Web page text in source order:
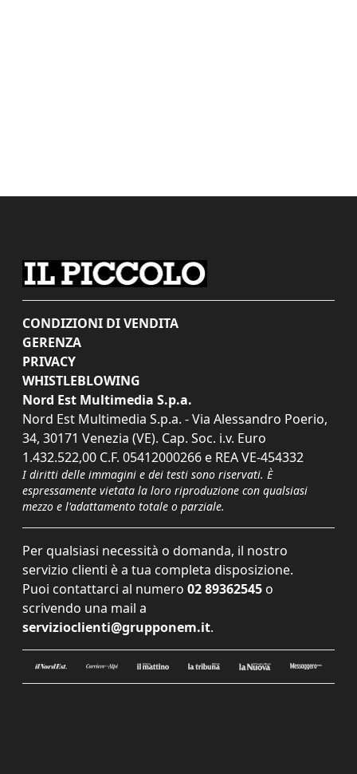
CONDIZIONI DI VENDITA
GERENZA
PRIVACY
WHISTLEBLOWING
Nord Est Multimedia S.p.a.
Nord Est Multimedia S.p.a. - Via Alessandro Poerio,
34, 30171 Venezia (VE). Cap. Soc. i.v. Euro
1.432.522,00 C.F. 05412000266 e REA VE-454332
I diritti delle immagini e dei testi sono riservati. È
espressamente vietata la loro riproduzione con qualsiasi
mezzo e l'adattamento totale o parziale.
Per qualsiasi necessità o domanda, il nostro
servizio clienti è a tua completa disposizione.
Puoi contattarci al numero 02 89362545 o
scrivendo una mail a
servizioclienti@grupponem.it.